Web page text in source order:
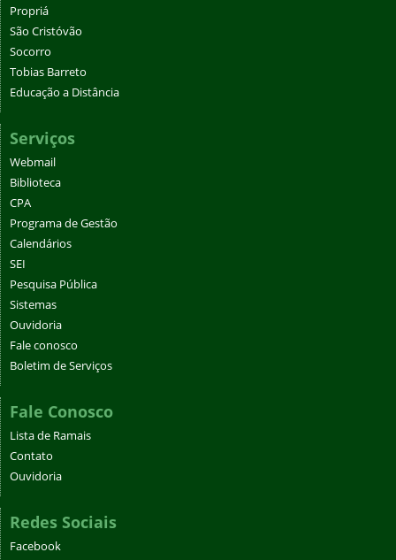
Propriá
São Cristóvão
Socorro
Tobias Barreto
Educação a Distância
Serviços
Webmail
Biblioteca
CPA
Programa de Gestão
Calendários
SEI
Pesquisa Pública
Sistemas
Ouvidoria
Fale conosco
Boletim de Serviços
Fale Conosco
Lista de Ramais
Contato
Ouvidoria
Redes Sociais
Facebook